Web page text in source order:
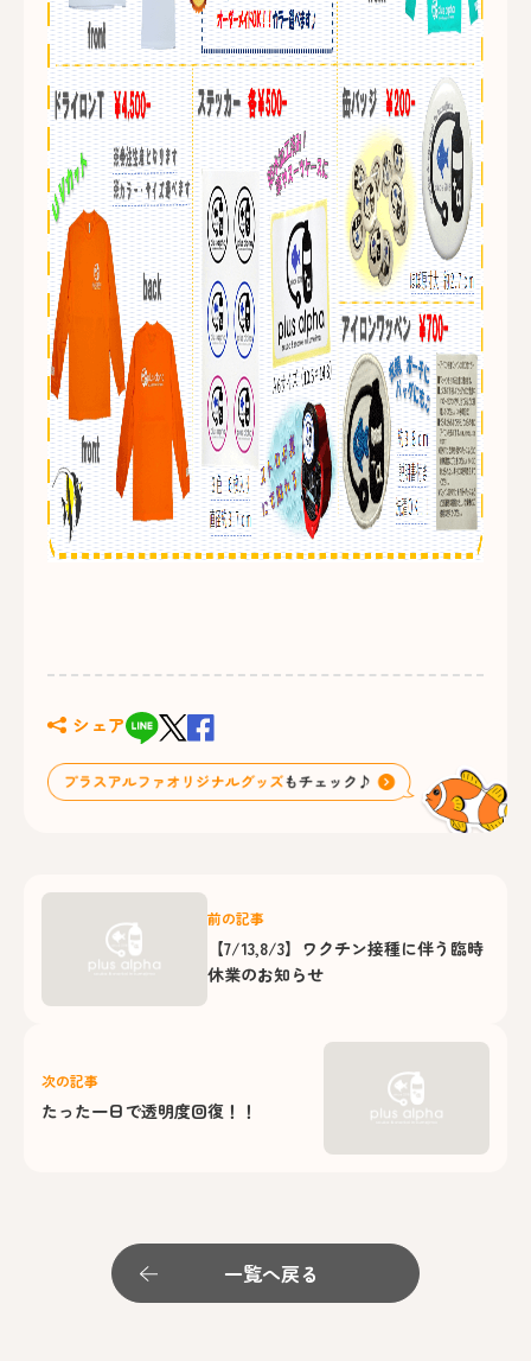
シェア
前の記事
【7/13,8/3】ワクチン接種に伴う臨時
休業のお知らせ
次の記事
たった一日で透明度回復！！
一覧へ戻る